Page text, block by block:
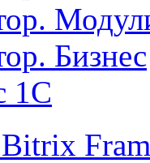
Бизнес
1С
Bitrix